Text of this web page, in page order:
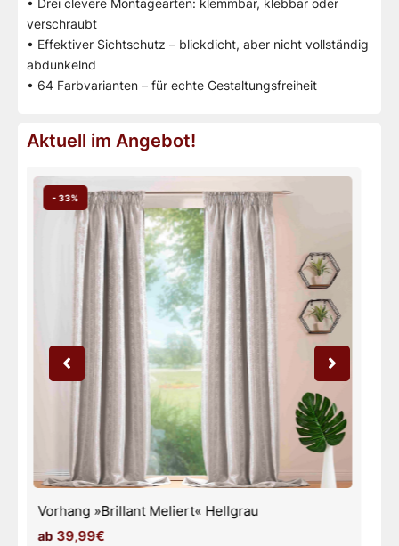
verschraubt
• Effektiver Sichtschutz – blickdicht, aber nicht vollständig
abdunkelnd
• 64 Farbvarianten – für echte Gestaltungsfreiheit
Aktuell im Angebot!
- 33%
Vorhang »Brillant Meliert« Weiß
39,99€